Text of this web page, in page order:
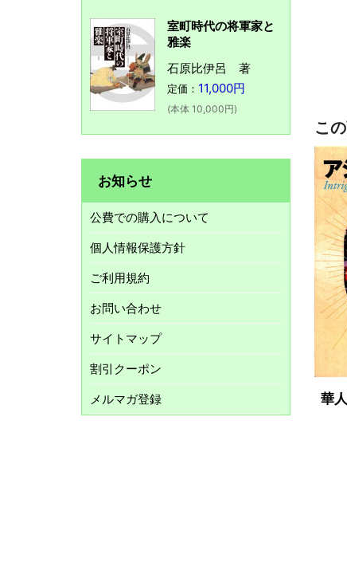
こ
華
室町時代の将軍家と
雅楽
石原比伊呂 著
定価： 11,000円
(本体 10,000円)
お知らせ
公費での購入について
個人情報保護方針
ご利用規約
お問い合わせ
サイトマップ
割引クーポン
メルマガ登録